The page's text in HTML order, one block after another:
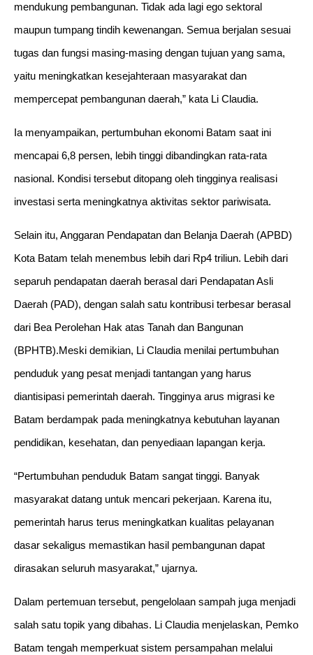
mendukung pembangunan. Tidak ada lagi ego sektoral
maupun tumpang tindih kewenangan. Semua berjalan sesuai
tugas dan fungsi masing-masing dengan tujuan yang sama,
yaitu meningkatkan kesejahteraan masyarakat dan
mempercepat pembangunan daerah,” kata Li Claudia.
Ia menyampaikan, pertumbuhan ekonomi Batam saat ini
mencapai 6,8 persen, lebih tinggi dibandingkan rata-rata
nasional. Kondisi tersebut ditopang oleh tingginya realisasi
investasi serta meningkatnya aktivitas sektor pariwisata.
Selain itu, Anggaran Pendapatan dan Belanja Daerah (APBD)
Kota Batam telah menembus lebih dari Rp4 triliun. Lebih dari
separuh pendapatan daerah berasal dari Pendapatan Asli
Daerah (PAD), dengan salah satu kontribusi terbesar berasal
dari Bea Perolehan Hak atas Tanah dan Bangunan
(BPHTB).Meski demikian, Li Claudia menilai pertumbuhan
penduduk yang pesat menjadi tantangan yang harus
diantisipasi pemerintah daerah. Tingginya arus migrasi ke
Batam berdampak pada meningkatnya kebutuhan layanan
pendidikan, kesehatan, dan penyediaan lapangan kerja.
“Pertumbuhan penduduk Batam sangat tinggi. Banyak
masyarakat datang untuk mencari pekerjaan. Karena itu,
pemerintah harus terus meningkatkan kualitas pelayanan
dasar sekaligus memastikan hasil pembangunan dapat
dirasakan seluruh masyarakat,” ujarnya.
Dalam pertemuan tersebut, pengelolaan sampah juga menjadi
salah satu topik yang dibahas. Li Claudia menjelaskan, Pemko
Batam tengah memperkuat sistem persampahan melalui